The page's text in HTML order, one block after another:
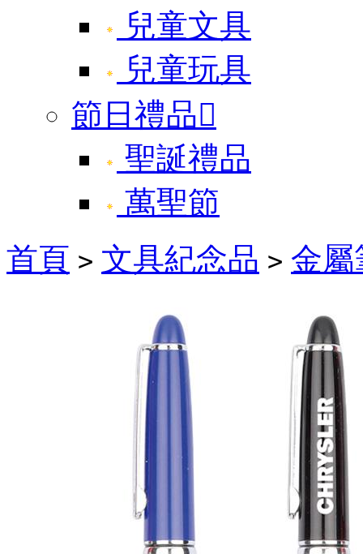
兒童文具
兒童玩具
節日禮品
聖誕禮品
萬聖節
首頁 > 文具紀念品 > 金屬